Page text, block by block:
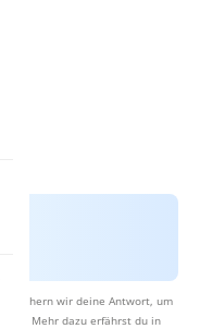
speichern wir deine Antwort, um
Mehr dazu erfährst du in